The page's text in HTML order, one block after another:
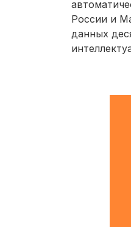
России и
данных